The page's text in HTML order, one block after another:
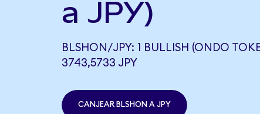
a JPY)
BLSHON/JPY: 1 BULLISH (ONDO
3743,5733 JPY
CANJEAR BLSHON A JPY